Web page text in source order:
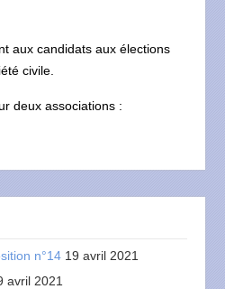
aux candidats aux élections
civile.
deux associations :
n°14 19 avril 2021
avril 2021